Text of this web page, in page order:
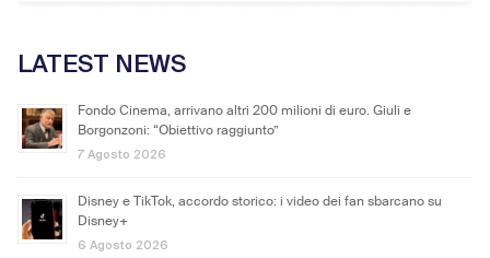
LATEST NEWS
Fondo Cinema, arrivano altri 200 milioni di euro. Giuli e
Borgonzoni: “Obiettivo raggiunto”
7 Agosto 2026
Disney e TikTok, accordo storico: i video dei fan sbarcano su
Disney+
6 Agosto 2026